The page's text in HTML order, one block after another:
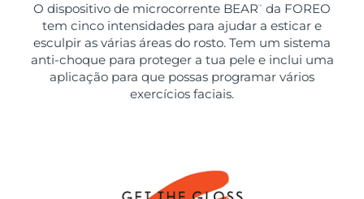
O dispositivo de microcorrente BEAR ™
da FOREO
tem cinco intensidades para ajudar a esticar e
esculpir as várias áreas do rosto. Tem um sistema
anti-choque para proteger a tua pele e inclui uma
aplicação para que possas programar vários
exercícios faciais.